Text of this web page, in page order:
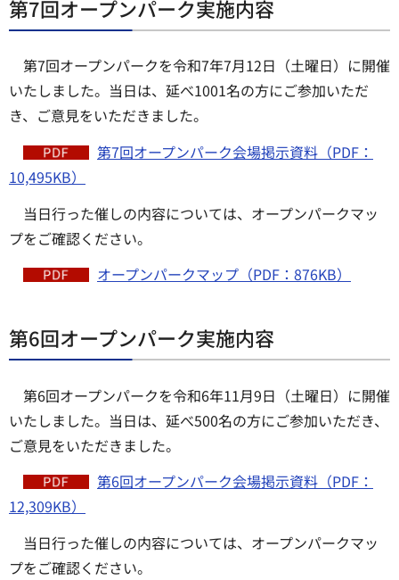
第7回オープンパーク実施内容
第7回オープンパークを令和7年7月12日（土曜日）に開催
いたしました。当日は、延べ1001名の方にご参加いただ
き、ご意見をいただきました。
第7回オープンパーク会場掲示資料（PDF：
10,495KB）
当日行った催しの内容については、オープンパークマッ
プをご確認ください。
オープンパークマップ（PDF：876KB）
第6回オープンパーク実施内容
第6回オープンパークを令和6年11月9日（土曜日）に開催
いたしました。当日は、延べ500名の方にご参加いただき、
ご意見をいただきました。
第6回オープンパーク会場掲示資料（PDF：
12,309KB）
当日行った催しの内容については、オープンパークマッ
プをご確認ください。